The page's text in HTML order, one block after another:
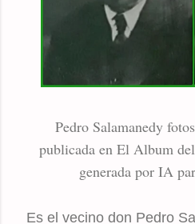
Pedro Salamanedy
publicada en El Album
generada por IA
Es el vecino don Pedro